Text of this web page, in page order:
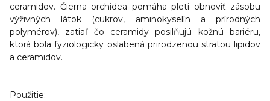
ceramidov. Čierna orchidea pomáha pleti obnoviť zásobu
výživných látok (cukrov, aminokyselín a prírodných
polymérov), zatiaľ čo ceramidy posilňujú kožnú bariéru,
ktorá bola fyziologicky oslabená prirodzenou stratou lipidov
a ceramidov.
Použitie: